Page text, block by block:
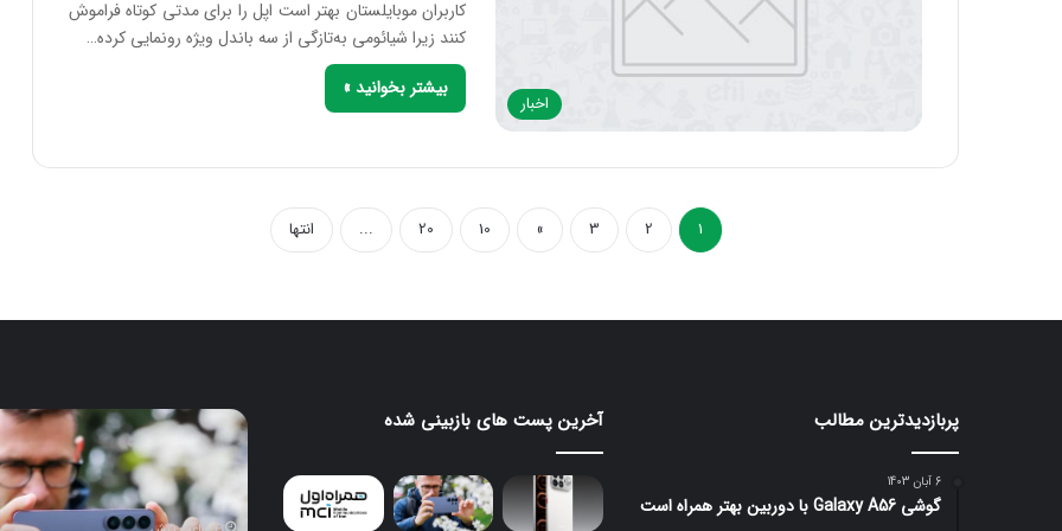
اخبار
کاربران موبایلستان بهتر است اپل را برای مدتی کوتاه فراموش
کنند زیرا شیائومی به‌تازگی از سه باندل ویژه رونمایی کرده…
بیشتر بخوانید »
1
2
3
»
10
20
... انتها
پربازدیدترین مطالب
6 آبان 1403
گوشی Galaxy A56 با دوربین بهتر همراه است
آخرین پست های بازبینی شده
پایان
اسیستنت؛
گوگل
ردمی
K100
Pro
Max
سامسونگ
از
سنسور
۲۰۰
مگاپیکسلی